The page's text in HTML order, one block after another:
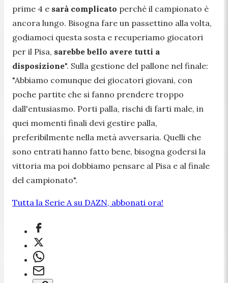
prime 4 e sarà complicato perché il campionato è
ancora lungo. Bisogna fare un passettino alla volta,
godiamoci questa sosta e recuperiamo giocatori
per il Pisa, sarebbe bello avere tutti a
disposizione". Sulla gestione del pallone nel finale:
"Abbiamo comunque dei giocatori giovani, con
poche partite che si fanno prendere troppo
dall'entusiasmo. Porti palla, rischi di farti male, in
quei momenti finali devi gestire palla,
preferibilmente nella metà avversaria. Quelli che
sono entrati hanno fatto bene, bisogna godersi la
vittoria ma poi dobbiamo pensare al Pisa e al finale
del campionato".
Tutta la Serie A su DAZN, abbonati ora!